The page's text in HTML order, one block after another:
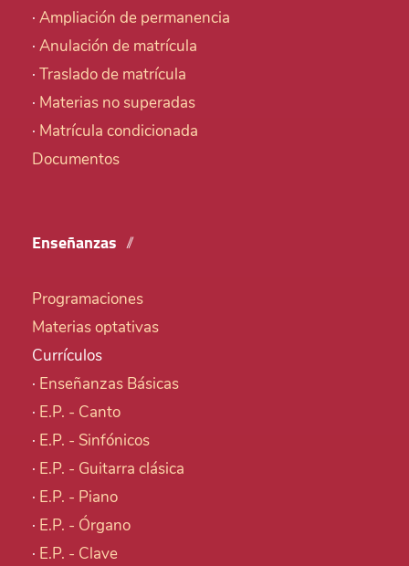
· Ampliación de permanencia
· Anulación de matrícula
· Traslado de matrícula
· Materias no superadas
· Matrícula condicionada
Documentos
Enseñanzas
Programaciones
Materias optativas
Currículos
· Enseñanzas Básicas
· E.P. - Canto
· E.P. - Sinfónicos
· E.P. - Guitarra clásica
· E.P. - Piano
· E.P. - Órgano
· E.P. - Clave